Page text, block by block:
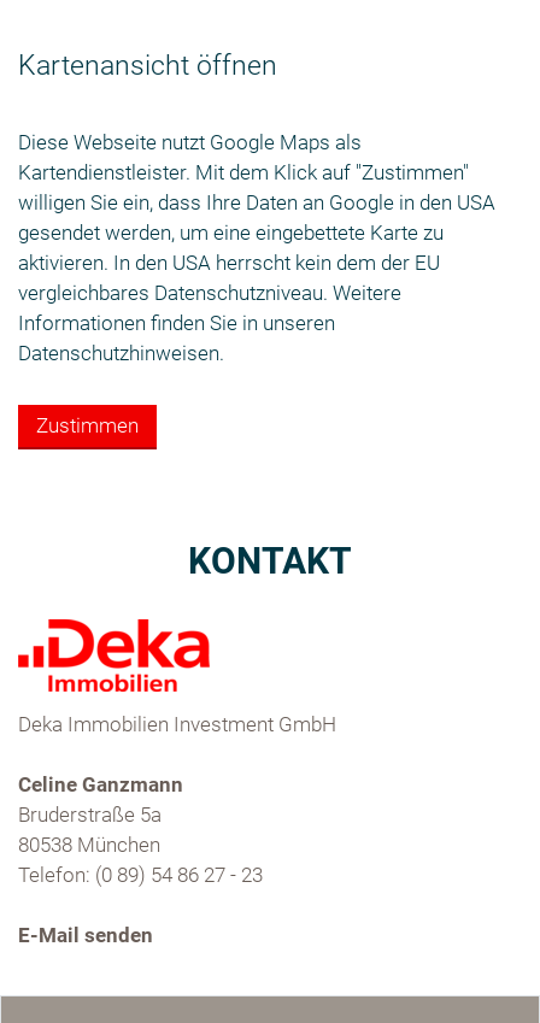
Kartenansicht öffnen
Diese Webseite nutzt Google Maps als
Kartendienstleister. Mit dem Klick auf "Zustimmen"
willigen Sie ein, dass Ihre Daten an Google in den USA
gesendet werden, um eine eingebettete Karte zu
aktivieren. In den USA herrscht kein dem der EU
vergleichbares Datenschutzniveau. Weitere
Informationen finden Sie in unseren
Datenschutzhinweisen.
Zustimmen
KONTAKT
Deka Immobilien Investment GmbH
Celine Ganzmann
Bruderstraße 5a
80538 München
Telefon: (0 89) 54 86 27 - 23
E-Mail senden